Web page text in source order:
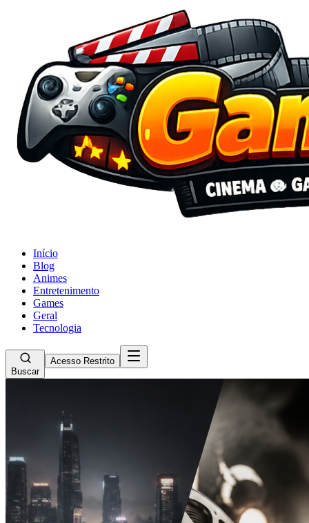
Início
Blog
Animes
Entretenimento
Games
Geral
Tecnologia
Buscar
Acesso Restrito